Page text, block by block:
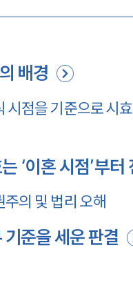
배경
시점을 기준으로 시
‘이혼 시점’부
의 및 법리 오해
준을 세운 판결